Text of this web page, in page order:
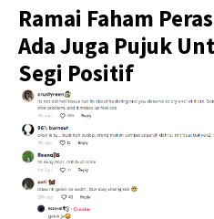
Ramai Faham
Ada Juga Pujuk
Segi Positif